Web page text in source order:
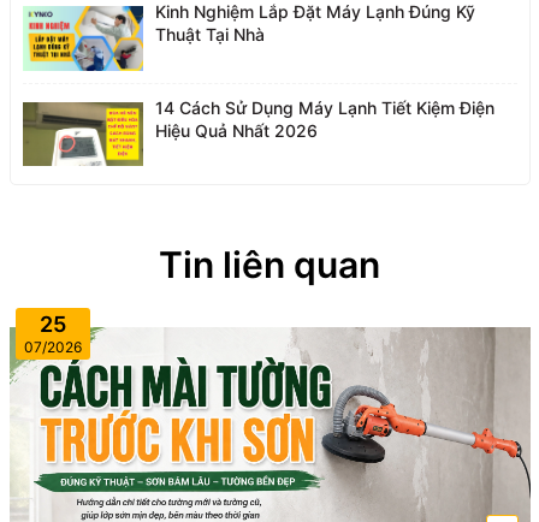
Kinh Nghiệm Lắp Đặt Máy Lạnh Đúng Kỹ
Thuật Tại Nhà
14 Cách Sử Dụng Máy Lạnh Tiết Kiệm Điện
Hiệu Quả Nhất 2026
Tin liên quan
25
07/2026